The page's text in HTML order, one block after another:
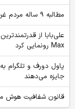
مطالبه ۹ ساله مردم غرب البرز محقق شد
Max رونمایی کرد
پاول دورف و تلگرام
جایزه می‌دهند
قانون شفافیت هوش